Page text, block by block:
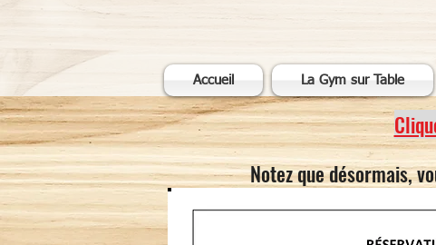
Accueil La Gym sur Table
Notez que désormais,